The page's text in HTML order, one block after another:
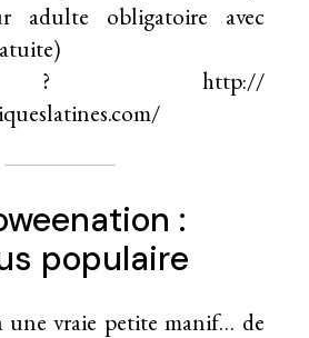
adulte obligatoire avec
? http://
:
populaire
une vraie petite manif… de